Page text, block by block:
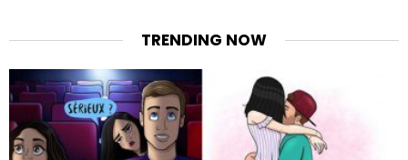
TRENDING NOW